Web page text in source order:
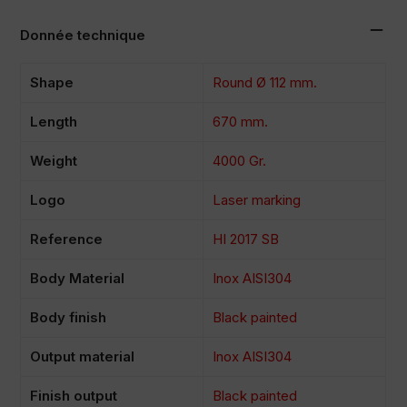
Donnée technique
Shape Round Ø 112 mm.
Length 670 mm.
Weight 4000 Gr.
Logo Laser marking
Reference HI 2017 SB
Body Material Inox AISI304
Body finish Black painted
Output material Inox AISI304
Finish output Black painted